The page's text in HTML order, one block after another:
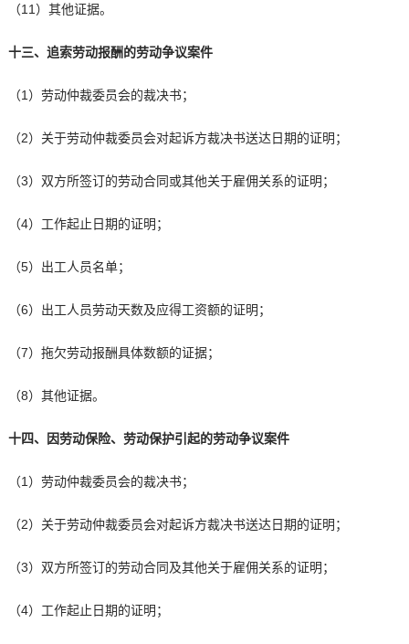
（11）其他证据。
十三、追索劳动报酬的劳动争议案件
（1）劳动仲裁委员会的裁决书；
（2）关于劳动仲裁委员会对起诉方裁决书送达日期的证明；
（3）双方所签订的劳动合同或其他关于雇佣关系的证明；
（4）工作起止日期的证明；
（5）出工人员名单；
（6）出工人员劳动天数及应得工资额的证明；
（7）拖欠劳动报酬具体数额的证据；
（8）其他证据。
十四、因劳动保险、劳动保护引起的劳动争议案件
（1）劳动仲裁委员会的裁决书；
（2）关于劳动仲裁委员会对起诉方裁决书送达日期的证明；
（3）双方所签订的劳动合同及其他关于雇佣关系的证明；
（4）工作起止日期的证明；